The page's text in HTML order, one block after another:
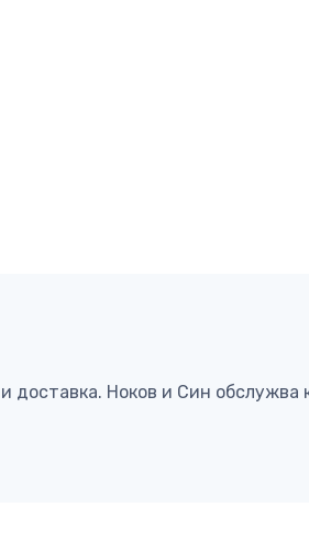
доставка. Ноков и Син